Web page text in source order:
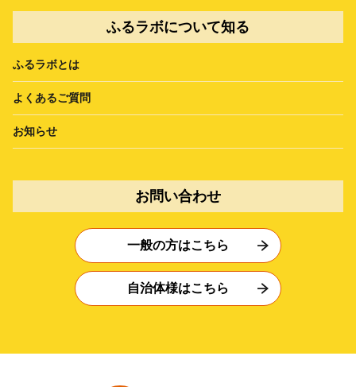
ふるラボについて知る
ふるラボとは
よくあるご質問
お知らせ
お問い合わせ
一般の方はこちら
自治体様はこちら